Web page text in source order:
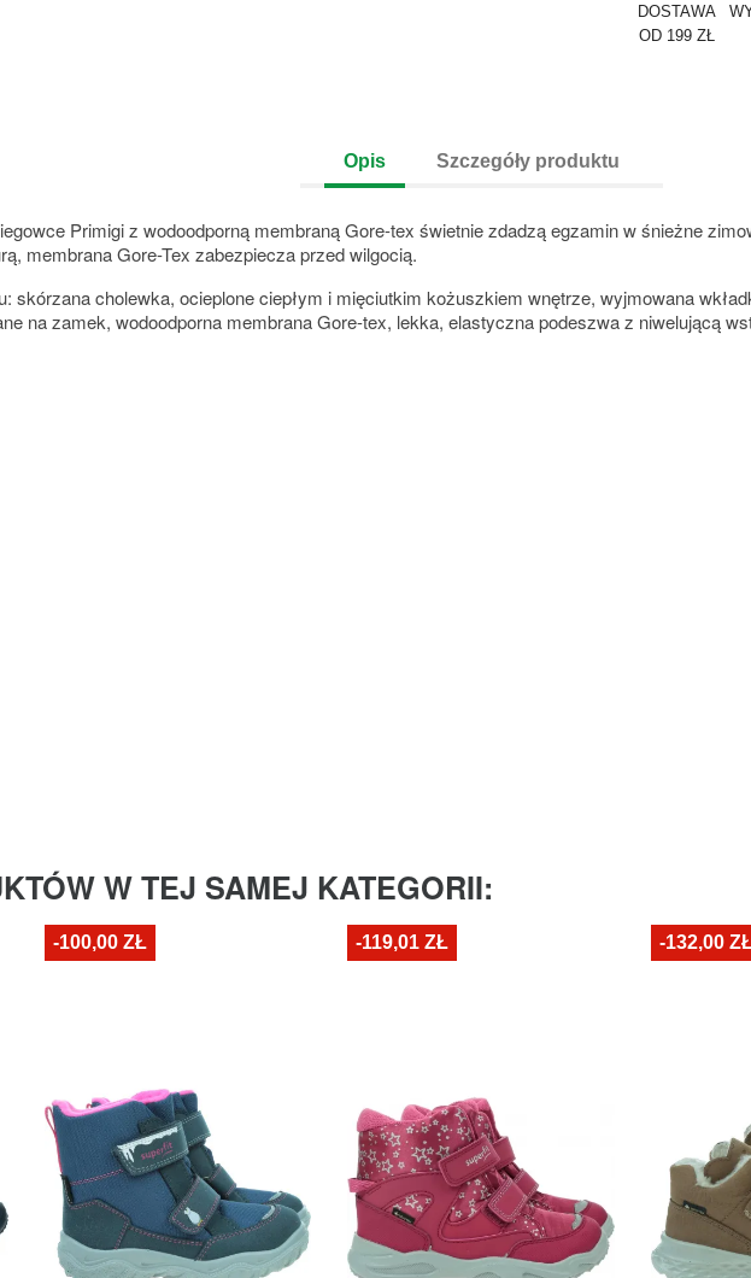
DOSTAWA
OD 199 ZŁ
Opis Szczegóły produktu
Primigi z wodoodporną membraną Gore-tex świetnie zdadzą egzamin w śnieżne
membrana Gore-Tex zabezpiecza przed wilgocią.
skórzana cholewka, ocieplone ciepłym i mięciutkim kożuszkiem wnętrze, wyjmowana
na zamek, wodoodporna membrana Gore-tex, lekka, elastyczna podeszwa z niwelującą
W TEJ SAMEJ KATEGORII:
-100,00 ZŁ -119,01 ZŁ -132,00